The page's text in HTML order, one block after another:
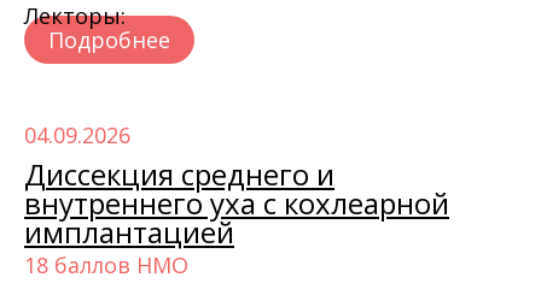
Лекторы:
Подробнее
04.09.2026
Диссекция среднего и
внутреннего уха с кохлеарной
имплантацией
18 баллов НМО